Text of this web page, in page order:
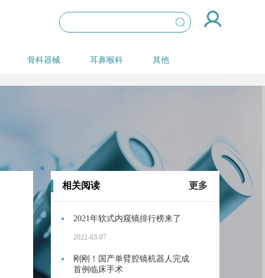
骨科器械 耳鼻喉科 其他
相关阅读 更多
2021年软式内窥镜排行榜来了
2022-03-07
刚刚！国产单臂腔镜机器人完成
首例临床手术